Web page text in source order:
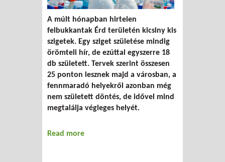
A múlt hónapban hirtelen
felbukkantak Érd területén kicsiny kis
szigetek. Egy sziget születése mindig
örömteli hír, de ezúttal egyszerre 18
db született. Tervek szerint összesen
25 ponton lesznek majd a városban, a
fennmaradó helyekről azonban még
nem született döntés, de idővel mind
megtalálja végleges helyét.
Read more